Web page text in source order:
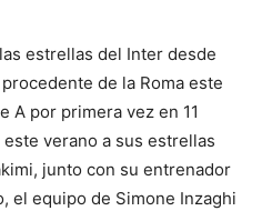
estrellas del Inter desde
de la Roma este
A por primera vez en 11
verano a sus estrellas
junto con su entrenador
el equipo de Simone Inzaghi